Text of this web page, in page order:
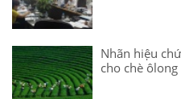
Nhãn hiệu
cho chè ôlong